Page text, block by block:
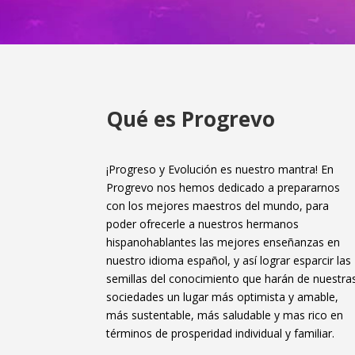
Qué es Progrevo
¡Progreso y Evolución es nuestro mantra! En
Progrevo nos hemos dedicado a prepararnos
con los mejores maestros del mundo, para
poder ofrecerle a nuestros hermanos
hispanohablantes las mejores enseñanzas en
nuestro idioma español, y así lograr esparcir las
semillas del conocimiento que harán de
sociedades un lugar más optimista y amable,
más sustentable, más saludable y mas rico en
términos de prosperidad individual y familiar.